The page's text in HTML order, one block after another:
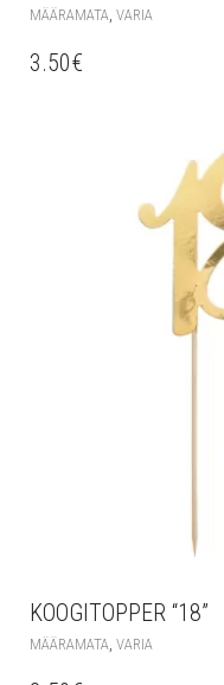
MÄÄRAMATA, VARIA
3.50€
KOOGITOPPER “18”
MÄÄRAMATA VARIA